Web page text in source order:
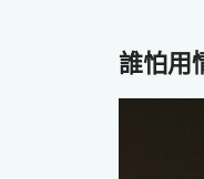
誰怕用